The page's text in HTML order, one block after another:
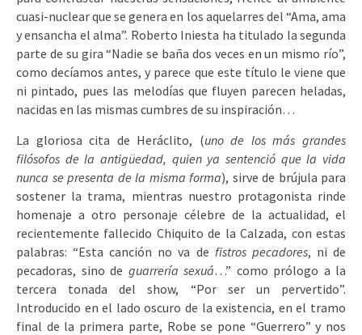
cuasi-nuclear que se genera en los aquelarres del “Ama, ama
y ensancha el alma”. Roberto Iniesta ha titulado la segunda
parte de su gira “Nadie se baña dos veces en un mismo río”,
como decíamos antes, y parece que este título le viene que
ni pintado, pues las melodías que fluyen parecen heladas,
nacidas en las mismas cumbres de su inspiración…
La gloriosa cita de Heráclito, (uno de los más grandes
filósofos de la antigüedad, quien ya sentenció que la vida
nunca se presenta de la misma forma), sirve de brújula para
sostener la trama, mientras nuestro protagonista rinde
homenaje a otro personaje célebre de la actualidad, el
recientemente fallecido Chiquito de la Calzada, con estas
palabras: “Esta canción no va de fistros pecadores, ni de
pecadoras, sino de guarrería sexuá…” como prólogo a la
tercera tonada del show, “Por ser un pervertido”.
Introducido en el lado oscuro de la existencia, en el tramo
final de la primera parte, Robe se pone “Guerrero” y nos